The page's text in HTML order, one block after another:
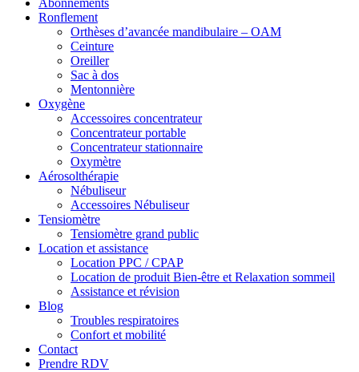
Abonnements
Ronflement
Orthèses d’avancée mandibulaire – OAM
Ceinture
Oreiller
Sac à dos
Mentonnière
Oxygène
Accessoires concentrateur
Concentrateur portable
Concentrateur stationnaire
Oxymètre
Aérosolthérapie
Nébuliseur
Accessoires Nébuliseur
Tensiomètre
Tensiomètre grand public
Location et assistance
Location PPC / CPAP
Location de produit Bien-être et Relaxation sommeil
Assistance et révision
Blog
Troubles respiratoires
Confort et mobilité
Contact
Prendre RDV